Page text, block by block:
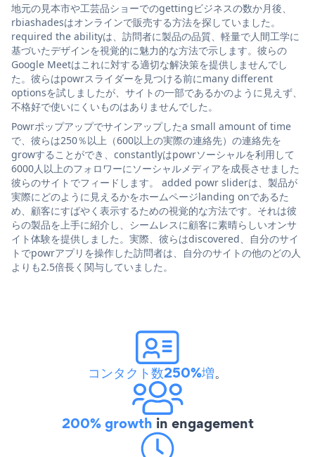
地元の見本市や工芸品ショーでのgettingビジネスの数か月後、
rbiashadesはオンラインで販売する方法を探していました。
required the abilityは、訪問者に製品の品質、軽量で人間工学に
基づいたデザインを視覚的に魅力的な方法で示します。彼らの
Google Meetはこれに対する適切な解決策を提供しませんでし
た。彼らはpowrスライダーを見つける前にmany different
optionsを試しましたが、サイトの一部であるかのように見えず、
不格好で使いにくいものはありませんでした。
Powrポップアップでサインアップしたa small amount of time
で、彼らは250％以上（600以上の実際の連絡先）の連絡先を
growすることができ、constantlyはpowrソーシャルを利用して
6000人以上のフォロワーにソーシャルメディアを成長させました
彼らのサイトでフィードします。 added powr sliderは、製品が
実際にどのように見えるかをホームページlanding onであるた
め、顧客にすばやく表示するための視覚的な方法です。それは彼
らの製品を上手に紹介し、シームレスに顧客に素晴らしいオンサ
イト体験を提供しました。実際、彼らはdiscovered、自分のサイ
トでpowrアプリを操作した訪問者は、自分のサイトの他のどの人
よりも2.5倍長く関与していました。
コンタクト数250%増。
200% growth in engagement